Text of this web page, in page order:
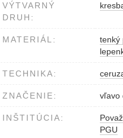
VÝTVARNÝ
DRUH:
MATERIÁL:
tenký
TECHNIKA:
ZNAČENIE: vľavo
INŠTITÚCIA:
PGU